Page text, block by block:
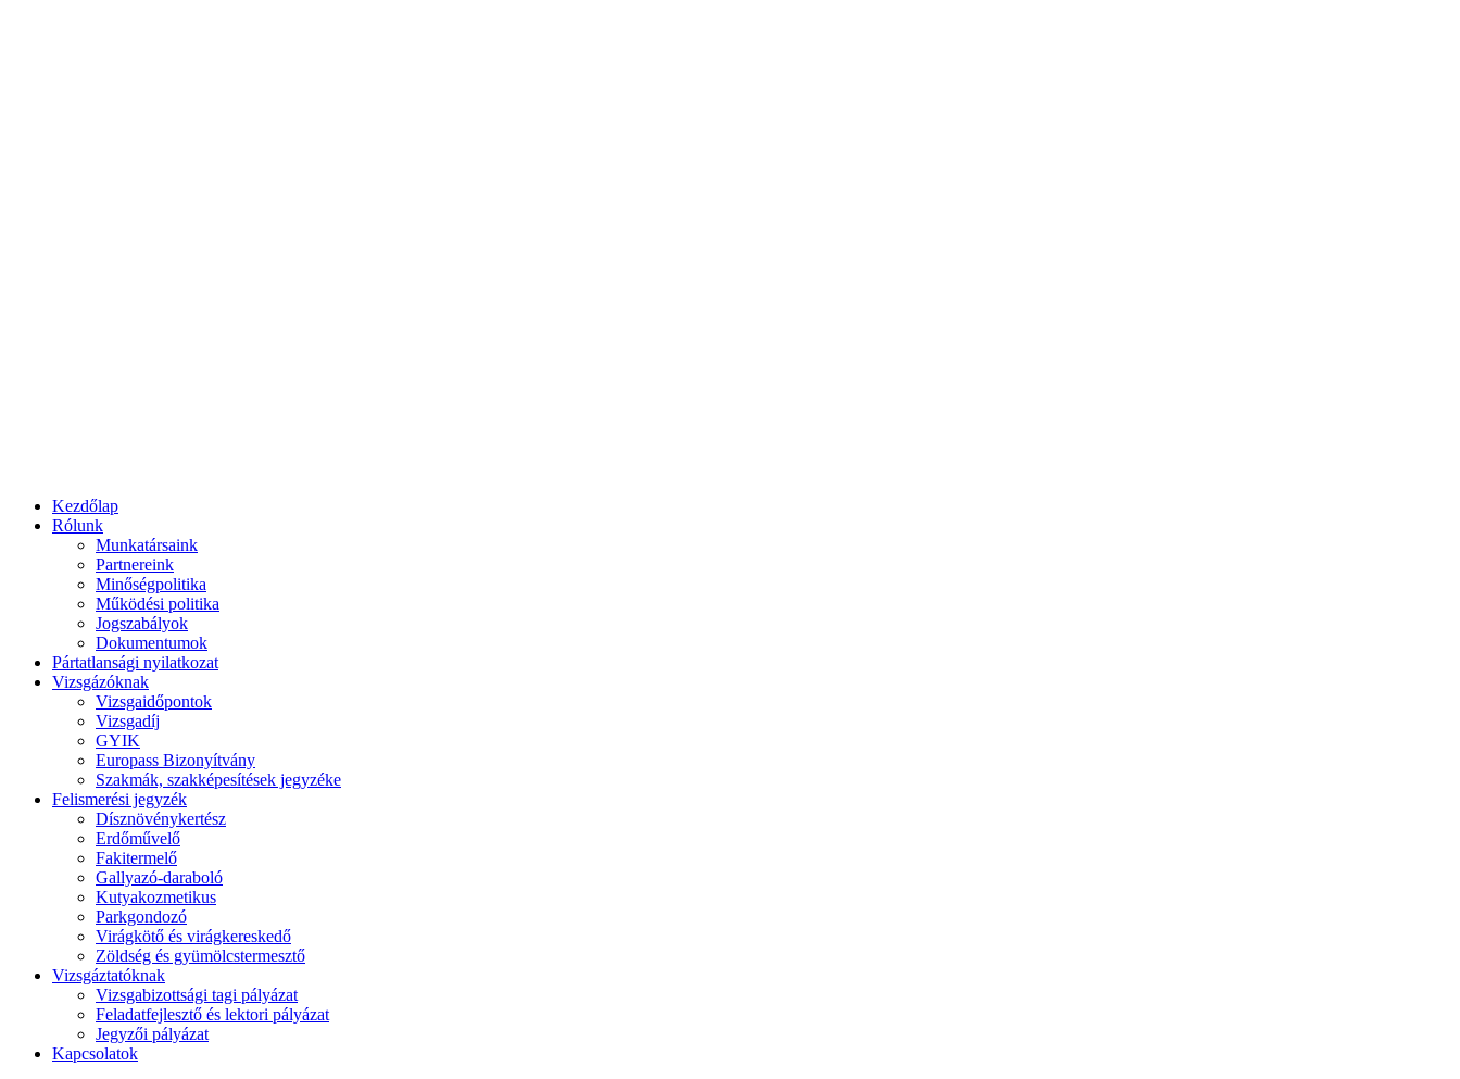
Kezdőlap
Rólunk
Munkatársaink
Partnereink
Minőségpolitika
Működési politika
Jogszabályok
Dokumentumok
Pártatlansági nyilatkozat
Vizsgázóknak
Vizsgaidőpontok
Vizsgadíj
GYIK
Europass Bizonyítvány
Szakmák, szakképesítések jegyzéke
Felismerési jegyzék
Dísznövénykertész
Erdőművelő
Fakitermelő
Gallyazó-daraboló
Kutyakozmetikus
Parkgondozó
Virágkötő és virágkereskedő
Zöldség és gyümölcstermesztő
Vizsgáztatóknak
Vizsgabizottsági tagi pályázat
Feladatfejlesztő és lektori pályázat
Jegyzői pályázat
Kapcsolatok